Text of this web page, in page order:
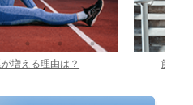
た結果どうなる？ 筋トレ